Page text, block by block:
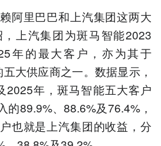
阿里巴巴和上汽集团这两大
上汽集团为斑马智能2023
年的最大客户，亦为其于
大供应商之一。数据显示，
2025年，斑马智能五大客户
的89.9%、88.6%及76.4%，
也就是上汽集团的收益，分